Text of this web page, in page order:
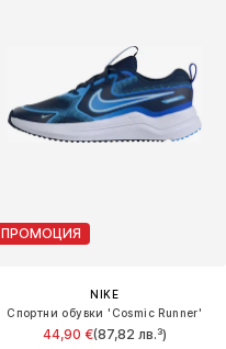
ПРОМОЦИЯ
NIKE
Спортни обувки 'Cosmic Runner'
44,90 €(87,82 лв.³)